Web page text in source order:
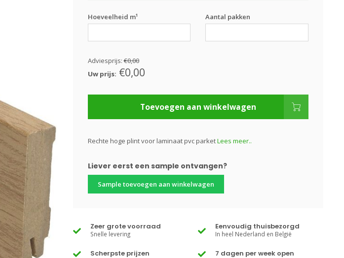
Hoeveelheid m¹ Aantal pakken
Adviesprijs:€0,00
Uw prijs: €0,00
Toevoegen aan winkelwagen
Rechte hoge plint voor laminaat pvc parketLees meer..
Liever eerst een sample ontvangen?
Sample toevoegen aan winkelwagen
Zeer grote voorraad
Snelle levering
Eenvoudig thuisbezorgd
In heel Nederland en België
Scherpste prijzen 7 dagen per week open